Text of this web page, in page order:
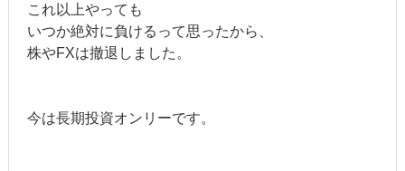
これ以上やっても
いつか絶対に負けるって思ったから、
株やFXは撤退しました。
今は長期投資オンリーです。